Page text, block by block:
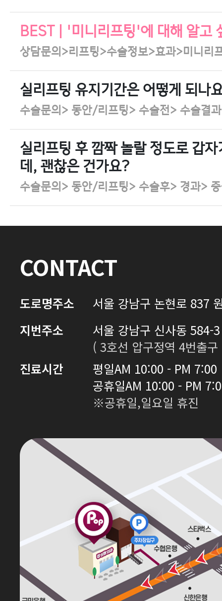
BEST | '미니리프팅'에 대해 알고
상담문의>리프팅>수술정보>효과>미니리
실리프팅 유지기간은 어떻게 되나
수술문의> 동안/리프팅> 수술전> 수술결
실리프팅 후 깜짝 놀랄 정도로 갑
데, 괜찮은 건가요?
수술문의> 동안/리프팅> 수술후> 경과>
CONTACT
도로명주소
서울 강남구 논현로 837
지번주소
서울 강남구 신사동 584-
( 3호선 압구정역 4번출
진료시간
평일AM 10:00 - PM 7:00
공휴일AM 10:00 - PM
※공휴일,일요일 휴진